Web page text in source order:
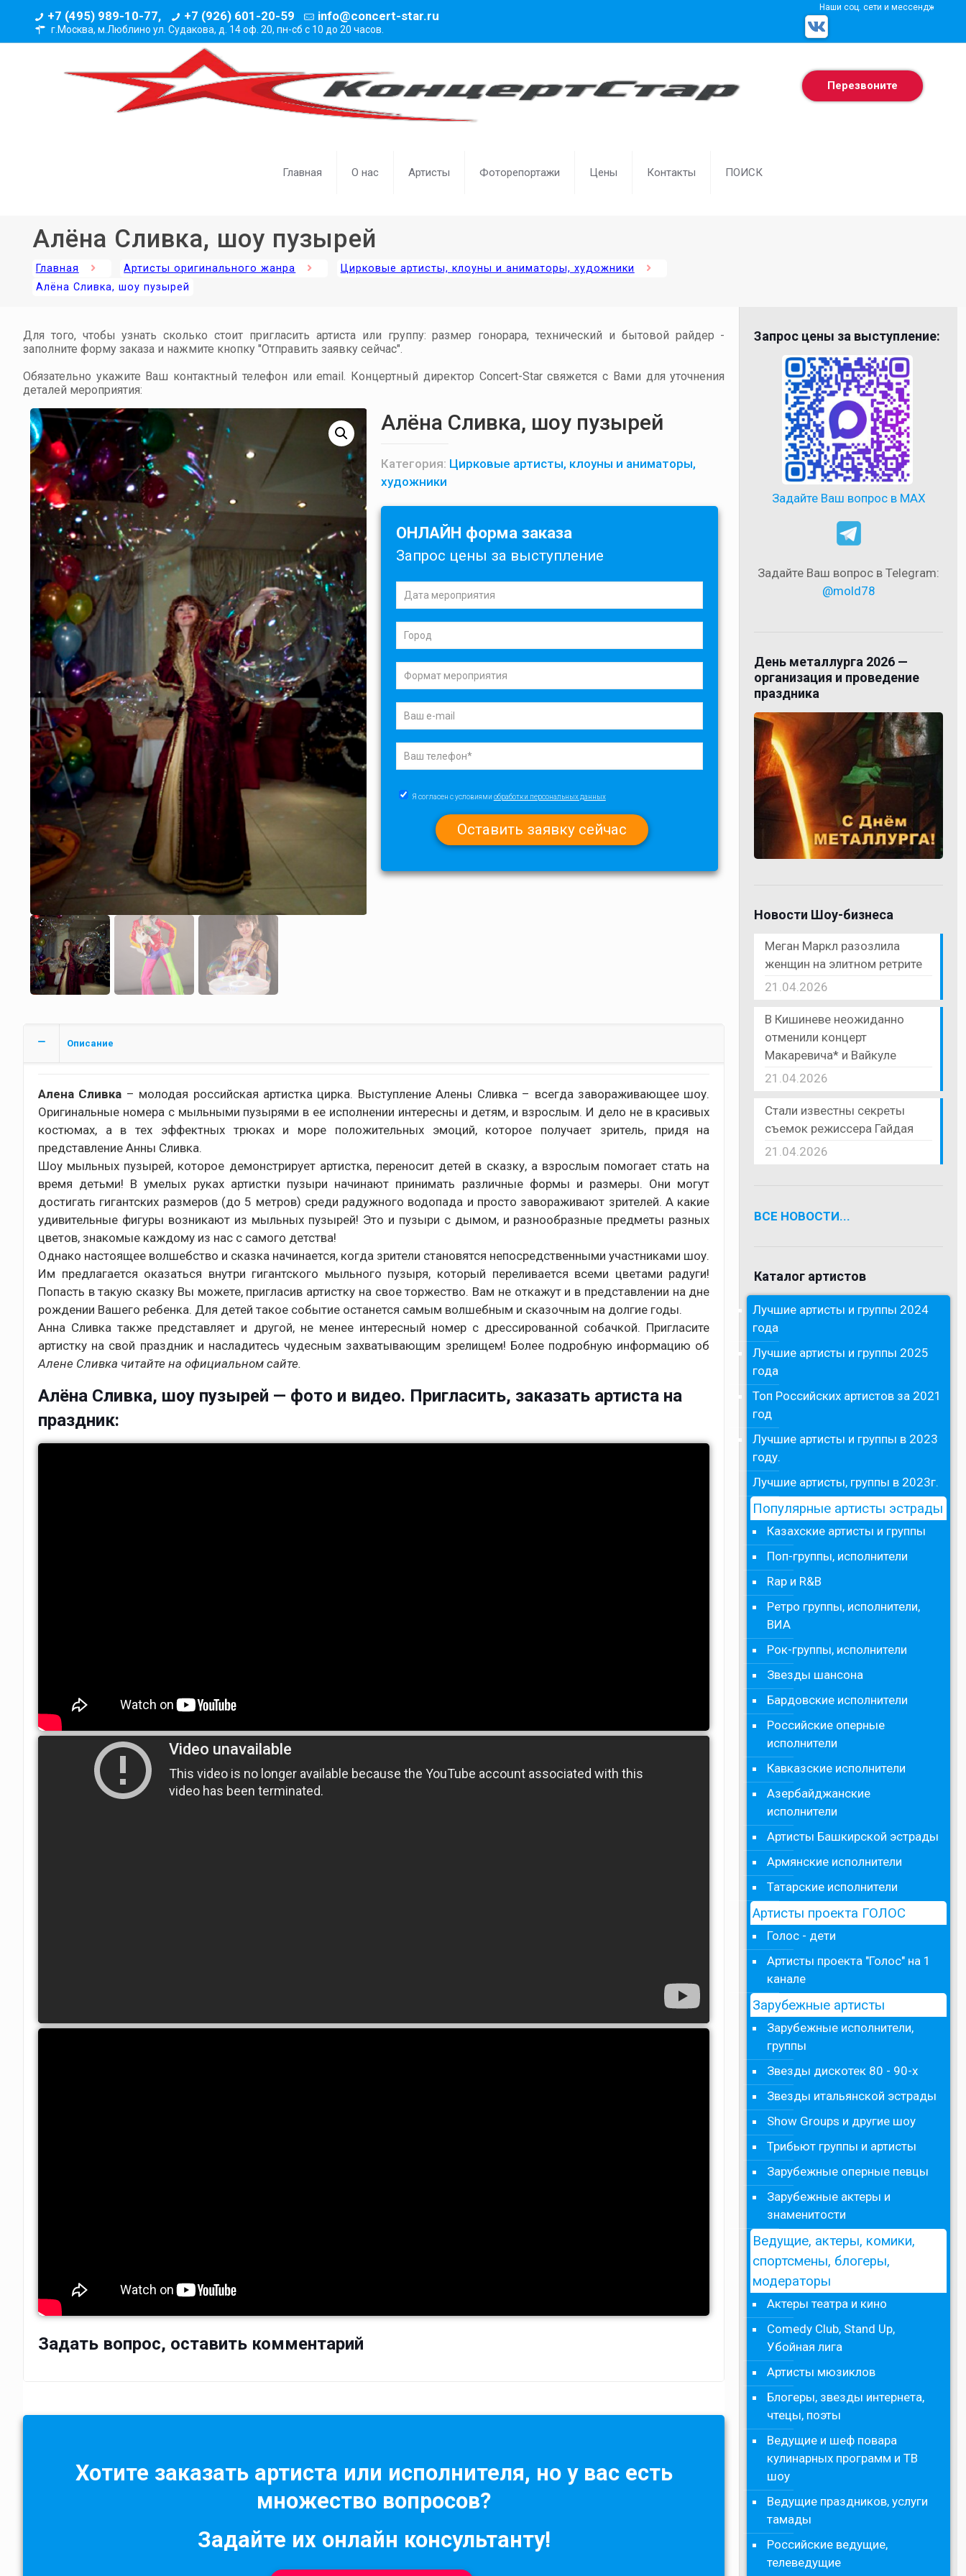
+7 (495) 989-10-77, +7 (926) 601-20-59 info@concert-star.ru
г.Москва, м.Люблино ул. Судакова, д. 14 оф. 20, пн-сб с 10 до 20 часов.
Наши соц. сети и мессенджеры
Главная О нас Артисты Фоторепортажи Цены Контакты ПОИСК
Перезвоните
Алёна Сливка, шоу пузырей
Главная Артисты оригинального жанра
Цирковые артисты, клоуны и аниматоры, художники
Алёна Сливка, шоу пузырей
Для того, чтобы узнать сколько стоит пригласить артиста или группу: размер гонорара, технический и бытовой райдер -
заполните форму заказа и нажмите кнопку "Отправить заявку сейчас".
Обязательно укажите Ваш контактный телефон или email. Концертный директор Concert-Star свяжется с Вами для уточнения
деталей мероприятия:
Алёна Сливка, шоу пузырей
Категория: Цирковые артисты, клоуны и аниматоры,
художники
ОНЛАЙН форма заказа
Запрос цены за выступление
Я согласен с условиями обработки персональных данных
Описание
Алена Сливка – молодая российская артистка цирка. Выступление Алены Сливка – всегда завораживающее шоу.
Оригинальные номера с мыльными пузырями в ее исполнении интересны и детям, и взрослым. И дело не в красивых
костюмах, а в тех эффектных трюках и море положительных эмоций, которое получает зритель, придя на
представление Анны Сливка.
Шоу мыльных пузырей, которое демонстрирует артистка, переносит детей в сказку, а взрослым помогает стать на
время детьми! В умелых руках артистки пузыри начинают принимать различные формы и размеры. Они могут
достигать гигантских размеров (до 5 метров) среди радужного водопада и просто завораживают зрителей. А какие
удивительные фигуры возникают из мыльных пузырей! Это и пузыри с дымом, и разнообразные предметы разных
цветов, знакомые каждому из нас с самого детства!
Однако настоящее волшебство и сказка начинается, когда зрители становятся непосредственными участниками шоу.
Им предлагается оказаться внутри гигантского мыльного пузыря, который переливается всеми цветами радуги!
Попасть в такую сказку Вы можете, пригласив артистку на свое торжество. Вам не откажут и в представлении на дне
рождении Вашего ребенка. Для детей такое событие останется самым волшебным и сказочным на долгие годы.
Анна Сливка также представляет и другой, не менее интересный номер с дрессированной собачкой. Пригласите
артистку на свой праздник и насладитесь чудесным захватывающим зрелищем! Более подробную информацию об
Алене Сливка читайте на официальном сайте.
Алёна Сливка, шоу пузырей — фото и видео. Пригласить, заказать артиста на
праздник:
Задать вопрос, оставить комментарий
Хотите заказать артиста или исполнителя, но у вас есть
множество вопросов?
Задайте их онлайн консультанту!
Запрос цены за выступление:
Задайте Ваш вопрос в MAX
Задайте Ваш вопрос в Telegram:
@mold78
День металлурга 2026 —
организация и проведение
праздника
Новости Шоу-бизнеса
Меган Маркл разозлила
женщин на элитном ретрите
21.04.2026
В Кишиневе неожиданно
отменили концерт
Макаревича* и Вайкуле
21.04.2026
Стали известны секреты
съемок режиссера Гайдая
21.04.2026
ВСЕ НОВОСТИ...
Каталог артистов
Лучшие артисты и группы 2024
года
Лучшие артисты и группы 2025
года
Топ Российских артистов за 2021
год
Лучшие артисты и группы в 2023
году.
Лучшие артисты, группы в 2023г.
Популярные артисты эстрады
Казахские артисты и группы
Поп-группы, исполнители
Rap и R&B
Ретро группы, исполнители,
ВИА
Рок-группы, исполнители
Звезды шансона
Бардовские исполнители
Российские оперные
исполнители
Кавказские исполнители
Азербайджанские
исполнители
Артисты Башкирской эстрады
Армянские исполнители
Татарские исполнители
Артисты проекта ГОЛОС
Голос - дети
Артисты проекта "Голос" на 1
канале
Зарубежные артисты
Зарубежные исполнители,
группы
Звезды дискотек 80 - 90-х
Звезды итальянской эстрады
Show Groups и другие шоу
Трибьют группы и артисты
Зарубежные оперные певцы
Зарубежные актеры и
знаменитости
Ведущие, актеры, комики,
спортсмены, блогеры,
модераторы
Актеры театра и кино
Comedy Club, Stand Up,
Убойная лига
Артисты мюзиклов
Блогеры, звезды интернета,
чтецы, поэты
Ведущие и шеф повара
кулинарных программ и ТВ
шоу
Ведущие праздников, услуги
тамады
Российские ведущие,
телеведущие